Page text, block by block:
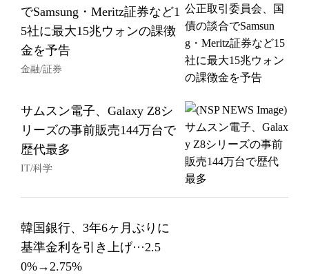
でSamsung・Meritz証券など1
5社に最大15兆ウォンの課徴
金を予告
金融/証券
サムスン電子、Galaxy Z8シ
リーズの事前販売144万台で
歴代最多
IT/科学
韓国銀行、3年6ヶ月ぶりに
基準金利を引き上げ···2.5
0%→2.75%